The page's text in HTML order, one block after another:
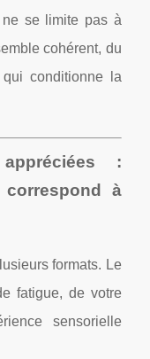
ne se limite pas à
cohérent, du
conditionne la
:
correspond à
formats. Le
fatigue, de votre
sensorielle